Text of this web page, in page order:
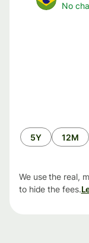
No
12M
5Y
We use the
to hide the